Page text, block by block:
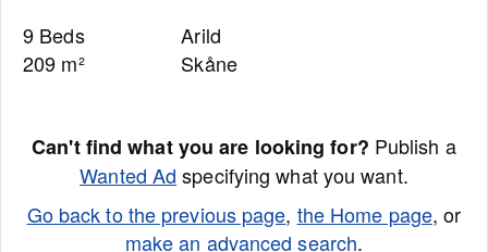
9 Beds
209 m²
Arild
Skåne
Can't find what you are looking for? Publish a
Wanted Ad specifying what you want.
Go back to the previous page, the Home page, or
make an advanced search.